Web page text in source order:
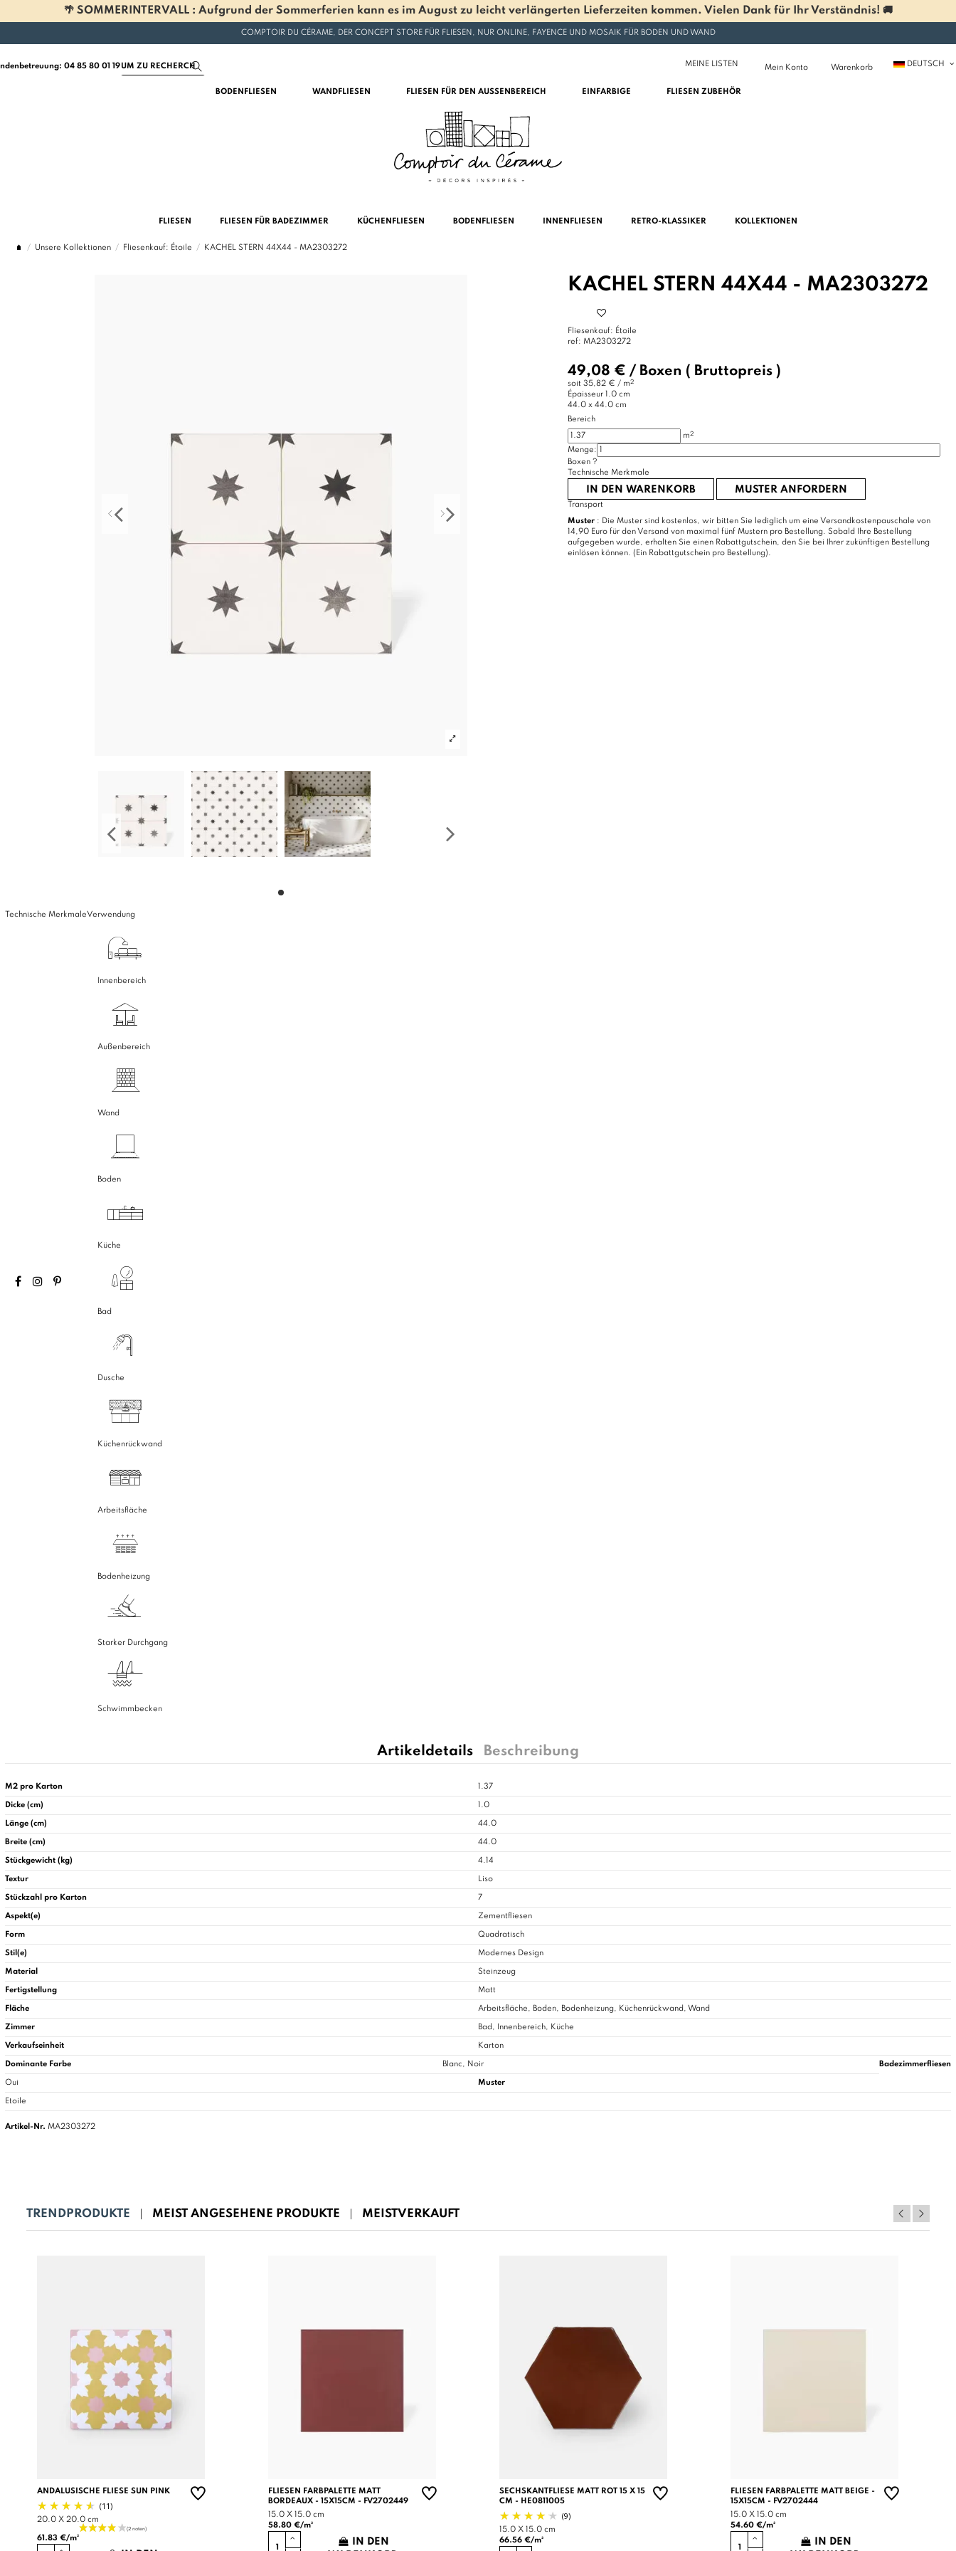
🌴 SOMMERINTERVALL : Aufgrund der Sommerferien kann es im August zu leicht verlängerten Lieferzeiten kommen. Vielen Dank für Ihr Verständnis! 🚚
COMPTOIR DU CÉRAME, DER CONCEPT STORE FÜR FLIESEN, NUR ONLINE, FAYENCE UND MOSAIK FÜR BODEN UND WAND
04 85 80 01 19 MEINE LISTEN Mein Konto Warenkorb DEUTSCH
BODENFLIESEN WANDFLIESEN FLIESEN FÜR DEN AUSSENBEREICH EINFARBIGE FLIESEN ZUBEHÖR
FLIESEN FLIESEN FÜR BADEZIMMER KÜCHENFLIESEN BODENFLIESEN INNENFLIESEN RETRO-KLASSIKER KOLLEKTIONEN
Unsere Kollektionen Fliesenkauf: Étoile KACHEL STERN 44X44 - MA2303272
KACHEL STERN 44X44 - MA2303272
Fliesenkauf: Étoile
ref: MA2303272
49,08 € / Boxen ( Bruttopreis )
soit 35,82 € / m2
Épaisseur
1.0 cm
44.0 x 44.0 cm
Bereich
m2
Menge:
Boxen ?
Technische Merkmale
IN DEN WARENKORB MUSTER ANFORDERN
Transport
Muster: Die Muster sind kostenlos, wir bitten Sie lediglich um eine Versandkostenpauschale von
14,90 Euro für den Versand von maximal fünf Mustern pro Bestellung. Sobald Ihre Bestellung
aufgegeben wurde, erhalten Sie einen Rabattgutschein, den Sie bei Ihrer zukünftigen Bestellung
einlösen können. (Ein Rabattgutschein pro Bestellung).
Technische MerkmaleVerwendung
Innenbereich
Außenbereich
Wand
Boden
Küche
Bad
Dusche
Küchenrückwand
Arbeitsfläche
Bodenheizung
Starker Durchgang
Schwimmbecken
Artikeldetails Beschreibung
M2 pro Karton 1.37
Dicke (cm) 1.0
Länge (cm) 44.0
Breite (cm) 44.0
Stückgewicht (kg) 4.14
Textur Liso
Stückzahl pro Karton 7
Aspekt(e) Zementfliesen
Form Quadratisch
Stil(e) Modernes Design
Material Steinzeug
Fertigstellung Matt
Fläche Arbeitsfläche, Boden, Bodenheizung, Küchenrückwand, Wand
Zimmer Bad, Innenbereich, Küche
Verkaufseinheit Karton
Dominante Farbe Blanc, Noir Badezimmerfliesen
Oui Muster
Etoile
Artikel-Nr. MA2303272
TRENDPRODUKTE MEIST ANGESEHENE PRODUKTE MEISTVERKAUFT
ANDALUSISCHE FLIESE SUN PINK
(11)
20.0 X 20.0 cm
61.83 €/m²
FLIESEN FARBPALETTE MATT
BORDEAUX - 15X15CM - FV2702449
15.0 X 15.0 cm
58.80 €/m²
IN DEN
SECHSKANTFLIESE MATT ROT 15 X 15
CM - HE0811005
(9)
15.0 X 15.0 cm
66.56 €/m²
FLIESEN FARBPALETTE MATT BEIGE -
15X15CM - FV2702444
15.0 X 15.0 cm
54.60 €/m²
IN DEN